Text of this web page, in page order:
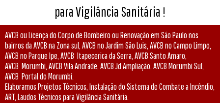
para Vigilância Sanitária !
AVCB ou Licença do Corpo de Bombeiro ou Renovação em São Paulo nos
bairros da AVCB na Zona sul, AVCB no Jardim São Luis, AVCB no Campo Limpo,
AVCB no Parque Ipe, AVCB Itapecerica da Serra, AVCB Santo Amaro,
AVCB Morumbi, AVCB Vila Andrade, AVCB Jd Ampliação, AVCB Morumbi Sul,
AVCB Portal do Morumbi.
Elaboramos Projetos Técnicos, Instalação do Sistema de Combate a Incêndio,
ART, Laudos Técnicospara Vigilância Sanitária.